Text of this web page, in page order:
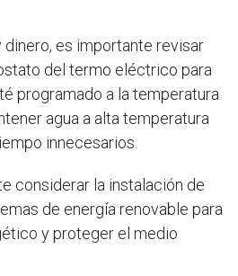
es importante revisar
del termo eléctrico para
programado a la temperatura
agua a alta temperatura
innecesarios.
considerar la instalación de
de energía renovable para
y proteger el medio